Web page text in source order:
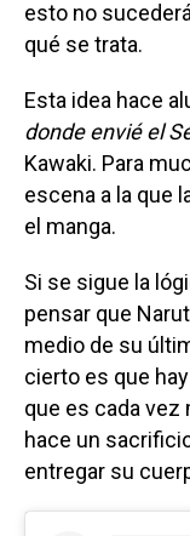
esto no
qué se trata.
Esta idea hace
donde envié el
Kawaki. Para
escena a la que
el manga.
Si se sigue la
pensar que
medio de su
cierto es que
que es cada vez
hace un
entregar su